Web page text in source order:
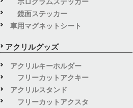
鏡面ステッカー
車用マグネットシート
アクリルグッズ
アクリルキーホルダー
フリーカットアクキー
アクリルスタンド
フリーカットアクスタ